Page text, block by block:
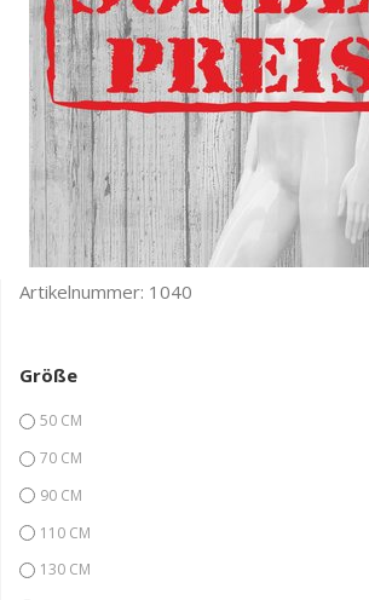
Artikelnummer: 1040
Größe
50 CM
70 CM
90 CM
110 CM
130 CM